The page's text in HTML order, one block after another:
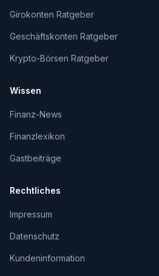
Girokonten Ratgeber
Geschäftskonten Ratgeber
Krypto-Börsen Ratgeber
Wissen
Finanz-News
Finanzlexikon
Gastbeiträge
Rechtliches
Impressum
Datenschutz
Kundeninformation